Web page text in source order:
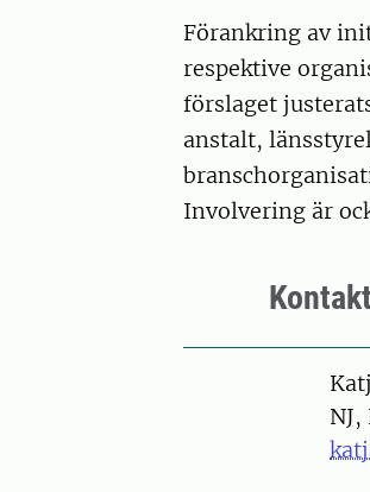
Förankring av
respektive
förslaget
anstalt,
Involvering är
Kontakt
Person